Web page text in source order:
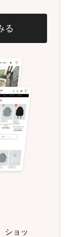
る
ショッ